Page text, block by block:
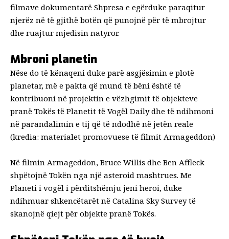
filmave dokumentarë Shpresa e egërduke paraqitur
njerëz në të gjithë botën që punojnë për të mbrojtur
dhe ruajtur mjedisin natyror.
Mbroni planetin
Nëse do të kënaqeni duke parë asgjësimin e plotë
planetar, më e pakta që mund të bëni është të
kontribuoni në projektin e vëzhgimit të objekteve
pranë Tokës të Planetit të Vogël Daily dhe të ndihmoni
në parandalimin e tij që të ndodhë në jetën reale
(kredia: materialet promovuese të filmit Armageddon)
Në filmin Armageddon, Bruce Willis dhe Ben Affleck
shpëtojnë Tokën nga një asteroid mashtrues. Me
Planeti i vogël i përditshëmju jeni heroi, duke
ndihmuar shkencëtarët në Catalina Sky Survey të
skanojnë qiejt për objekte pranë Tokës.